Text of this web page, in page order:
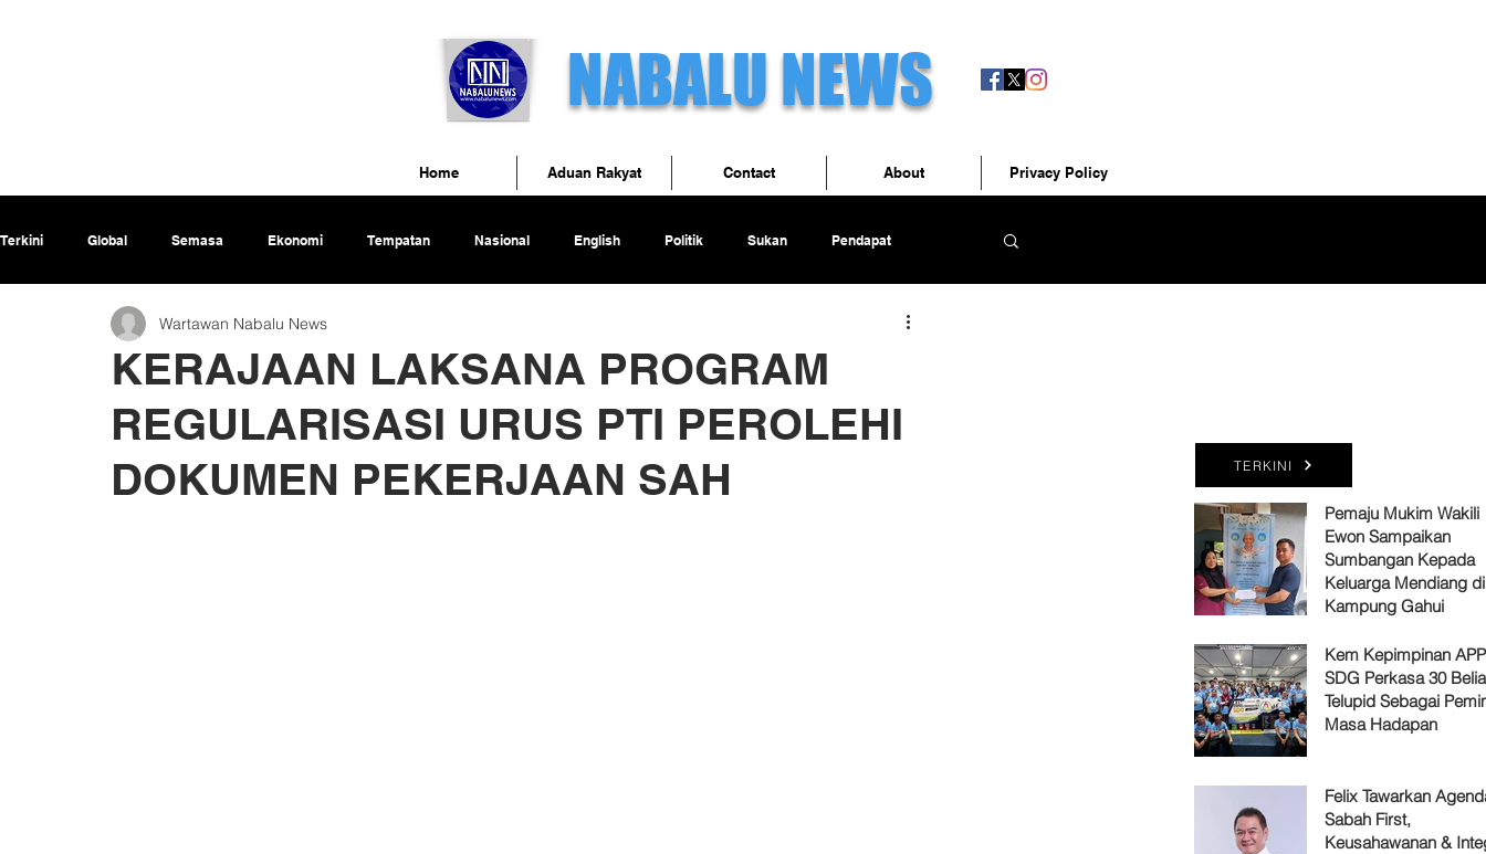
NABALU NEWS
Terkini Global Semasa Ekonomi Tempatan Nasional English Politik Sukan Pendapat
KERAJAAN LAKSANA PROGRAM
REGULARISASI URUS PTI PEROLEHI
DOKUMEN PEKERJAAN SAH
Wartawan Nabalu News
TERKINI
Pemaju Mukim Wakili
Ewon Sampaikan
Sumbangan Kepada
Keluarga Mendiang di
Kampung Gahui
Kem Kepimpinan
SDG Perkasa 30 Belia
Telupid Sebagai
Masa Hadapan
Felix Tawarkan Agenda
Sabah First,
Keusahawanan &
Home Aduan Rakyat Contact About Privacy Policy